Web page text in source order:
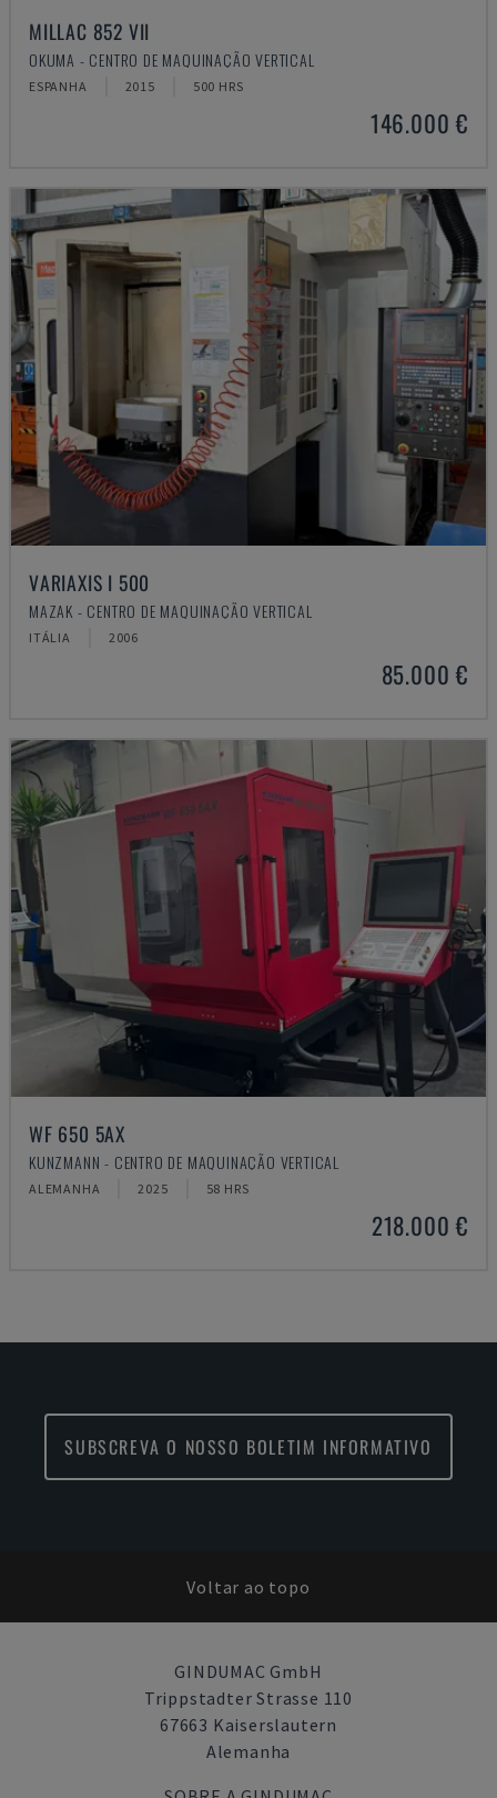
MILLAC 852 VII
OKUMA - CENTRO DE MAQUINAÇÃO VERTICAL
ESPANHA 2015 500 HRS
146.000 €
VARIAXIS I 500
MAZAK - CENTRO DE MAQUINAÇÃO VERTICAL
ITÁLIA 2006
85.000 €
WF 650 5AX
KUNZMANN - CENTRO DE MAQUINAÇÃO VERTICAL
ALEMANHA 2025 58 HRS
218.000 €
SUBSCREVA O NOSSO BOLETIM INFORMATIVO
Voltar ao topo
GINDUMAC GmbH
Trippstadter Strasse 110
67663 Kaiserslautern
Alemanha